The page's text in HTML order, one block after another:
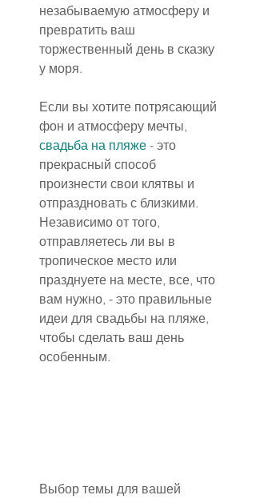
незабываемую атмосферу и
превратить ваш
торжественный день в сказку
у моря.
Если вы хотите потрясающий
фон и атмосферу мечты,
свадьба на пляже - это
прекрасный способ
произнести свои клятвы и
отпраздновать с близкими.
Независимо от того,
отправляетесь ли вы в
тропическое место или
празднуете на месте, все, что
вам нужно, - это правильные
идеи для свадьбы на пляже,
чтобы сделать ваш день
особенным.
Выбор темы для вашей